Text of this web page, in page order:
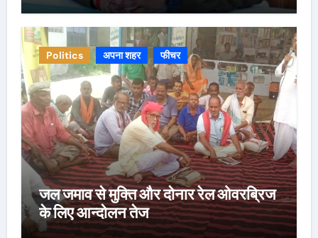
Politics अपना शहर फीचर
जल जमाव से मुक्ति और दोनार रेल ओवरब्रिज
के लिए आन्दोलन तेज